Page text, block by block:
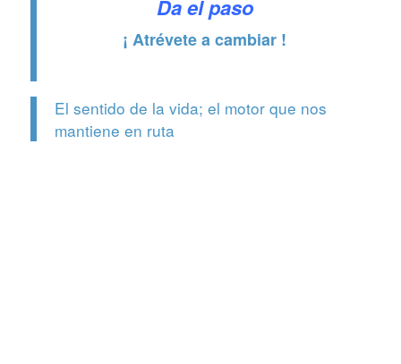
Da el paso
¡ Atrévete a cambiar !
El sentido de la vida; el motor que nos
mantiene en ruta